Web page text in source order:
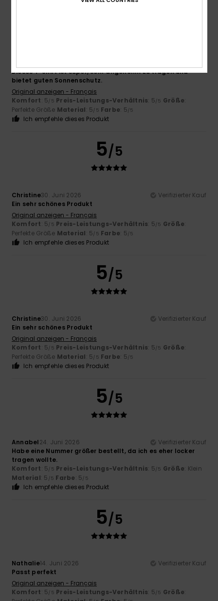
Dieses T-Shirt ist super, sehr angenehm zu tragen und
bietet guten Sonnenschutz.
Original anzeigen - Français
Komfort: 5/5 Preis-Leistungs-Verhältnis: 5/5 Größe:
Perfekte Größe Material: 5/5 Farbe: 5/5
Ich empfehle dieses Produkt
5/5
Christine30. Juni 2026
Verifizierter Kauf
Ein sehr schönes Produkt
Original anzeigen - Français
Komfort: 5/5 Preis-Leistungs-Verhältnis: 5/5 Größe:
Perfekte Größe Material: 5/5 Farbe: 5/5
Ich empfehle dieses Produkt
5/5
Christine30. Juni 2026
Verifizierter Kauf
Ein sehr schönes Produkt
Original anzeigen - Français
Komfort: 5/5 Preis-Leistungs-Verhältnis: 5/5 Größe:
Perfekte Größe Material: 5/5 Farbe: 5/5
Ich empfehle dieses Produkt
5/5
Annabel24. Juni 2026
Verifizierter Kauf
Habe eine Nummer größer bestellt, da ich es eher locker
tragen wollte.
Komfort: 5/5 Preis-Leistungs-Verhältnis: 5/5 Größe: Klein
Material: 5 /5 Farbe: 5/5
Ich empfehle dieses Produkt
5/5
Nathalie14. Juni 2026
Verifizierter Kauf
Passt perfekt
Original anzeigen - Français
Komfort: 5/5 Preis-Leistungs-Verhältnis: 5/5 Größe: